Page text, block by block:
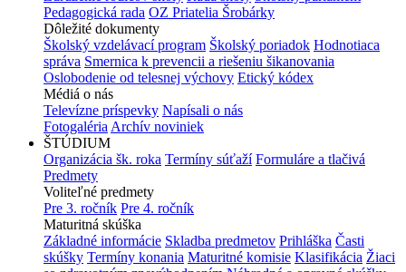
Pedagogická rada OZ Priatelia Šrobárky
Dôležité dokumenty
Školský vzdelávací program Školský poriadok Hodnotiaca
správa Smernica k prevencii a riešeniu šikanovania
Oslobodenie od telesnej výchovy Etický kódex
Médiá o nás
Televízne príspevky Napísali o nás
Fotogaléria Archív noviniek
ŠTÚDIUM
Organizácia šk. roka Termíny súťaží Formuláre a tlačivá
Predmety
Voliteľné predmety
Pre 3. ročník Pre 4. ročník
Maturitná skúška
Základné informácie Skladba predmetov Prihláška Časti
skúšky Termíny konania Maturitné komisie Klasifikácia Žiaci